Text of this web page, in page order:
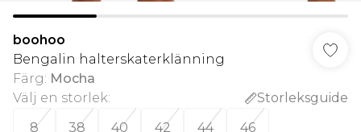
boohoo
Bengalin halterskaterklänning
Färg: Mocha
Välj en storlek:
Storleksguide
8
38 40 42 44 46